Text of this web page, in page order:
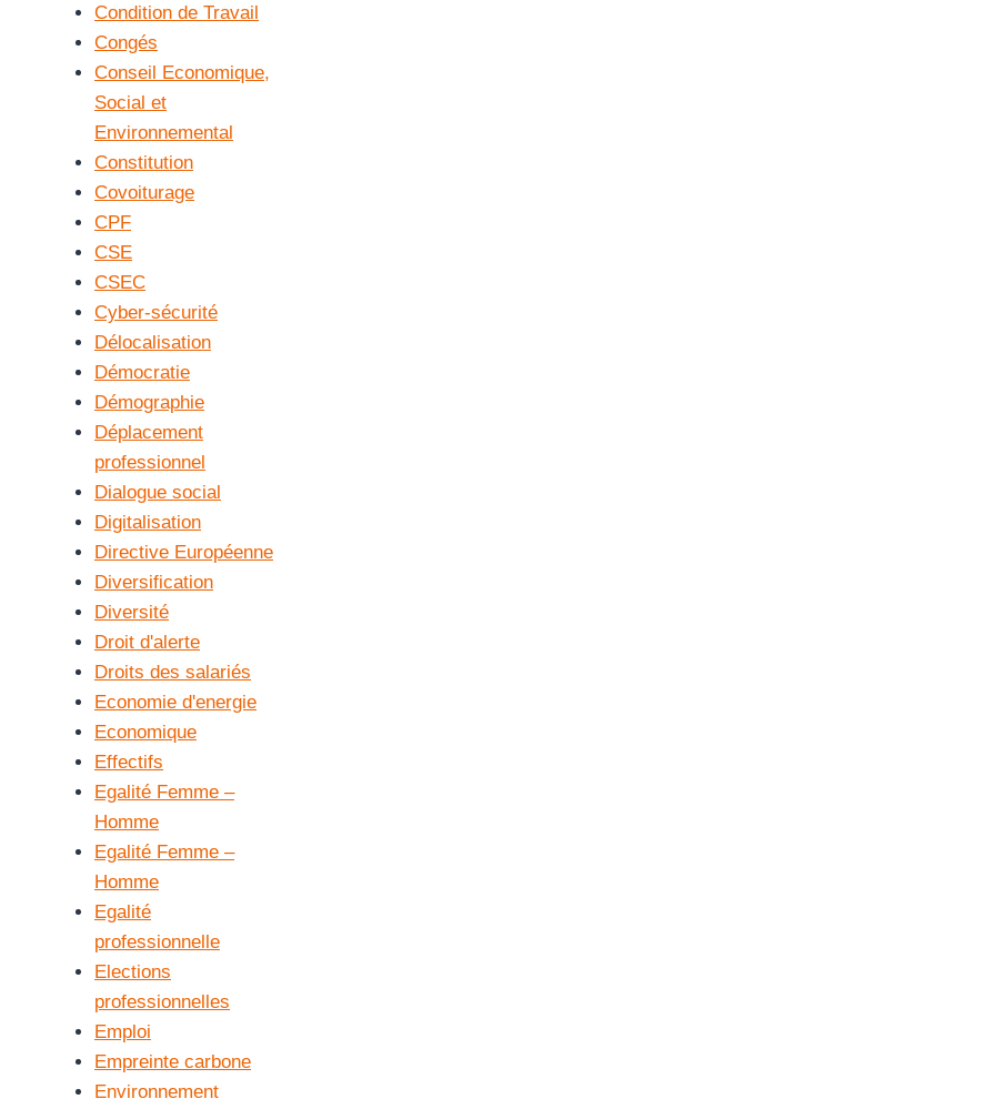
Condition de Travail
Congés
Conseil Economique,
Social et
Environnemental
Constitution
Covoiturage
CPF
CSE
CSEC
Cyber-sécurité
Délocalisation
Démocratie
Démographie
Déplacement
professionnel
Dialogue social
Digitalisation
Directive Européenne
Diversification
Diversité
Droit d'alerte
Droits des salariés
Economie d'energie
Economique
Effectifs
Egalité Femme –
Homme
Egalité Femme –
Homme
Egalité
professionnelle
Elections
professionnelles
Emploi
Empreinte carbone
Environnement